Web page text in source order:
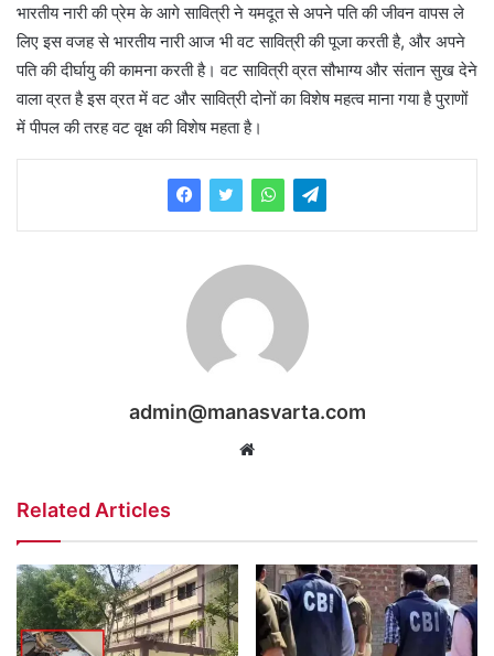
भारतीय नारी की प्रेम के आगे सावित्री ने यमदूत से अपने पति की जीवन वापस ले
लिए इस वजह से भारतीय नारी आज भी वट सावित्री की पूजा करती है, और अपने
पति की दीर्घायु की कामना करती है। वट सावित्री व्रत सौभाग्य और संतान सुख देने
वाला व्रत है इस व्रत में वट और सावित्री दोनों का विशेष महत्व माना गया है पुराणों
में पीपल की तरह वट वृक्ष की विशेष महता है।
admin@manasvarta.com
Website
Related Articles